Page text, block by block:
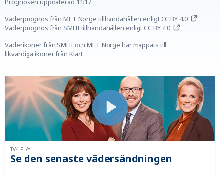
Prognosen uppdaterad 11:17
Väderprognos från MET Norge tillhandahållen enligtCC BY 4.0
Väderprognos från SMHI tillhandahållen enligtCC BY 4.0
Väderikoner från SMHI och MET Norge har mappats till
likvärdiga ikoner från Klart.
Se den senaste vädersändningen
TV4 PLAY